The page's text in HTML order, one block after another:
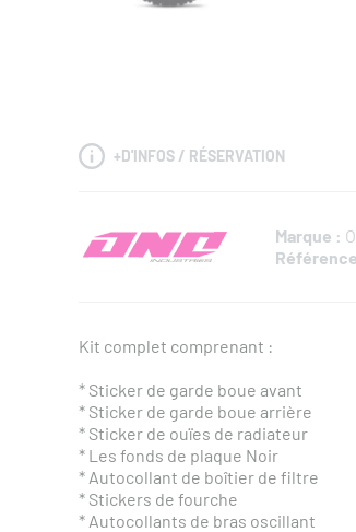
+D'INFOS / RÉSERVATION
Marque :
Kit complet comprenant :
* Sticker de garde boue avant
* Sticker de garde boue arrière
* Sticker de ouïes de radiateur
* Les fonds de plaque Noir
* Autocollant de boîtier de filtre
* Stickers de fourche
* Autocollants de bras oscillant